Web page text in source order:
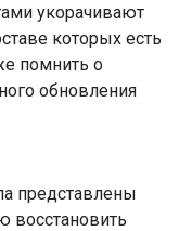
укорачивают
которых есть
помнить о
обновления
представлены
восстановить